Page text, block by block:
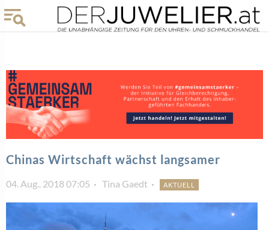
Chinas Wirtschaft wächst langsamer
04. Aug.. 2018 07:05 Tina Gaedt AKTUELL